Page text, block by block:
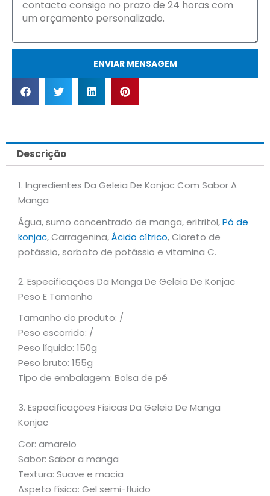
ENVIAR MENSAGEM
Descrição
1. Ingredientes Da Geleia De Konjac Com Sabor A
Manga
Água, sumo concentrado de manga, eritritol,Pó de
konjac, Carragenina,Ácido cítrico, Cloreto de
potássio, sorbato de potássio e vitamina C.
2. Especificações Da Manga De Geleia De Konjac
Peso E Tamanho
Tamanho do produto: /
Peso escorrido: /
Peso líquido: 150g
Peso bruto: 155g
Tipo de embalagem: Bolsa de pé
3. Especificações Físicas Da Geleia De Manga
Konjac
Cor: amarelo
Sabor: Sabor a manga
Textura: Suave e macia
Aspeto físico: Gel semi-fluido